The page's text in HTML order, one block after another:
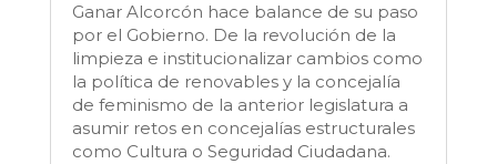
Ganar Alcorcón hace balance de su paso
por el Gobierno. De la revolución de la
limpieza e institucionalizar cambios como
la política de renovables y la concejalía
de feminismo de la anterior legislatura a
asumir retos en concejalías estructurales
como Cultura o Seguridad Ciudadana.